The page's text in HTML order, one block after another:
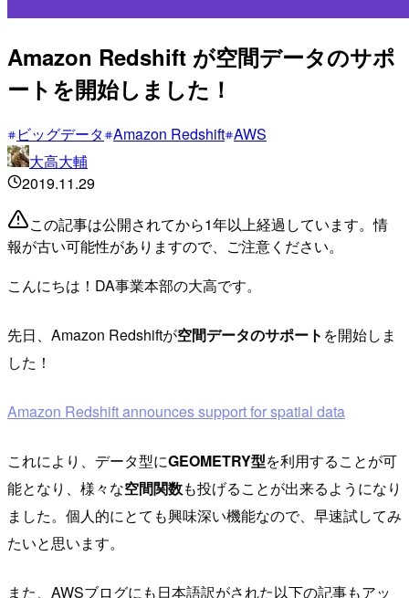
Amazon Redshift が空間データのサポ
ートを開始しました！
ビッグデータ Amazon Redshift AWS
大高大輔
2019.11.29
この記事は公開されてから1年以上経過しています。情
報が古い可能性がありますので、ご注意ください。
こんにちは！DA事業本部の大高です。
先日、Amazon Redshiftが空間データのサポート を開始しま
した！
Amazon Redshift announces support for spatial data
これにより、データ型にGEOMETRY型を利用することが可
能となり、様々な空間関数も投げることが出来るようになり
ました。個人的にとても興味深い機能なので、早速試してみ
たいと思います。
また、AWSブログにも日本語訳がされた以下の記事もアッ